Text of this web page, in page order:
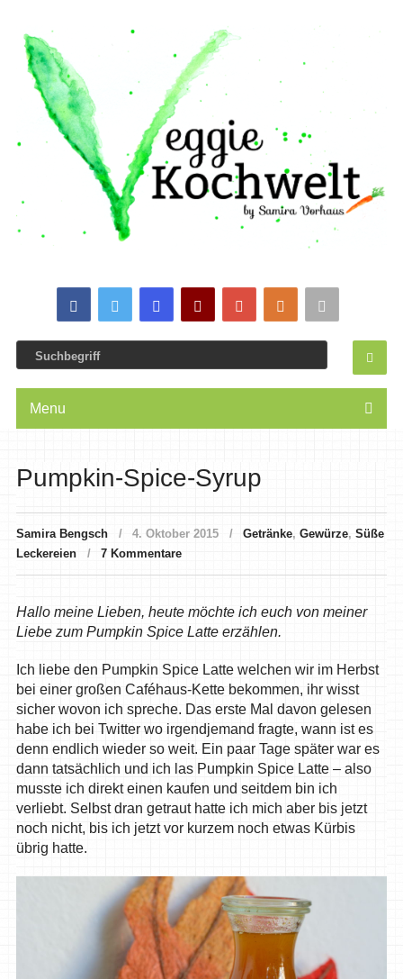
Menu
Pumpkin-Spice-Syrup
Samira Bengsch 4. Oktober 2015 Getränke, Gewürze, Süße
Leckereien
7 Kommentare
Hallo meine Lieben, heute möchte ich euch von meiner
Liebe zum Pumpkin Spice Latte erzählen.
Ich liebe den Pumpkin Spice Latte welchen wir im Herbst
bei einer großen Caféhaus-Kette bekommen, ihr wisst
sicher wovon ich spreche. Das erste Mal davon gelesen
habe ich bei Twitter wo irgendjemand fragte, wann ist es
denn endlich wieder so weit. Ein paar Tage später war es
dann tatsächlich und ich las Pumpkin Spice Latte – also
musste ich direkt einen kaufen und seitdem bin ich
verliebt. Selbst dran getraut hatte ich mich aber bis jetzt
noch nicht, bis ich jetzt vor kurzem noch etwas Kürbis
übrig hatte.